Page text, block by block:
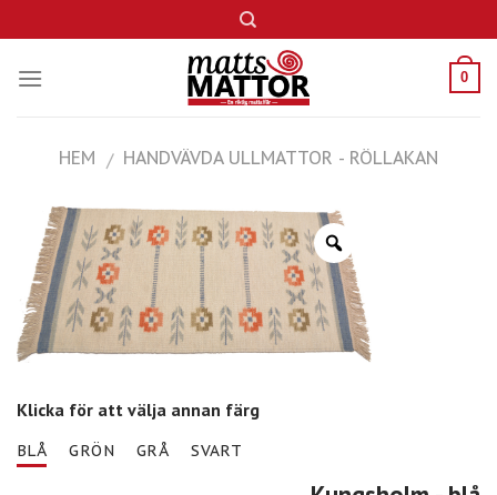
to
content
0
HEM / HANDVÄVDA ULLMATTOR - RÖLLAKAN
Klicka för att välja annan färg
BLÅ GRÖN GRÅ SVART